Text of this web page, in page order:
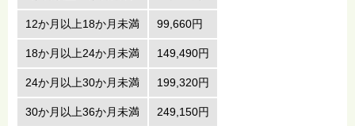
12か月以上18か月未満 99,660円
18か月以上24か月未満 149,490円
24か月以上30か月未満 199,320円
30か月以上36か月未満 249,150円